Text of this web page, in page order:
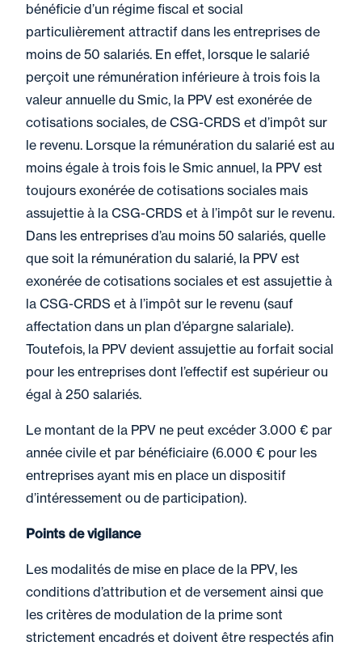
bénéficie d’un régime fiscal et social
particulièrement attractif dans les entreprises de
moins de 50 salariés. En effet, lorsque le salarié
perçoit une rémunération inférieure à trois fois la
valeur annuelle du Smic, la PPV est exonérée de
cotisations sociales, de CSG-CRDS et d’impôt sur
le revenu. Lorsque la rémunération du salarié est au
moins égale à trois fois le Smic annuel, la PPV est
toujours exonérée de cotisations sociales mais
assujettie à la CSG-CRDS et à l’impôt sur le revenu.
Dans les entreprises d’au moins 50 salariés, quelle
que soit la rémunération du salarié, la PPV est
exonérée de cotisations sociales et est assujettie à
la CSG-CRDS et à l’impôt sur le revenu (sauf
affectation dans un plan d’épargne salariale).
Toutefois, la PPV devient assujettie au forfait social
pour les entreprises dont l’effectif est supérieur ou
égal à 250 salariés.
Le montant de la PPV ne peut excéder 3.000 € par
année civile et par bénéficiaire (6.000 € pour les
entreprises ayant mis en place un dispositif
d’intéressement ou de participation).
Points de vigilance
Les modalités de mise en place de la PPV, les
conditions d’attribution et de versement ainsi que
les critères de modulation de la prime sont
strictement encadrés et doivent être respectés afin